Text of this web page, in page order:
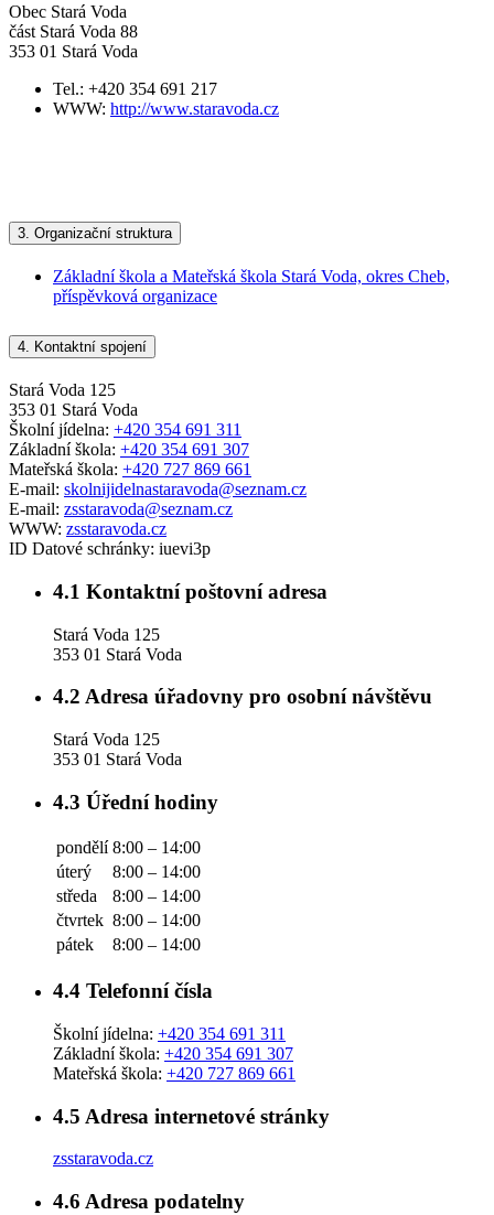
Obec Stará Voda
část Stará Voda 88
353 01 Stará Voda
Tel.: +420 354 691 217
WWW: http://www.staravoda.cz
3. Organizační struktura
Základní škola a Mateřská škola Stará Voda, okres Cheb,
příspěvková organizace
4. Kontaktní spojení
Stará Voda 125
353 01 Stará Voda
Školní jídelna: +420 354 691 311
Základní škola: +420 354 691 307
Mateřská škola: +420 727 869 661
E-mail: skolnijidelnastaravoda@seznam.cz
E-mail: zsstaravoda@seznam.cz
WWW: zsstaravoda.cz
ID Datové schránky: iuevi3p
4.1 Kontaktní poštovní adresa
Stará Voda 125
353 01 Stará Voda
4.2 Adresa úřadovny pro osobní návštěvu
Stará Voda 125
353 01 Stará Voda
4.3 Úřední hodiny
pondělí 8:00 – 14:00
úterý
8:00 – 14:00
středa
8:00 – 14:00
čtvrtek 8:00 – 14:00
pátek
8:00 – 14:00
4.4 Telefonní čísla
Školní jídelna: +420 354 691 311
Základní škola: +420 354 691 307
Mateřská škola: +420 727 869 661
4.5 Adresa internetové stránky
zsstaravoda.cz
4.6 Adresa podatelny